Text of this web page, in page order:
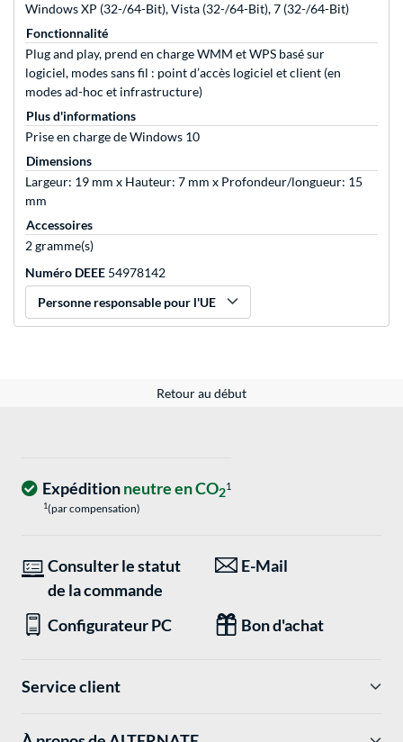
Windows XP (32-/64-Bit), Vista (32-/64-Bit), 7 (32-/64-Bit)
Fonctionnalité
Plug and play, prend en charge WMM et WPS basé sur
logiciel, modes sans fil : point d’accès logiciel et client (en
modes ad-hoc et infrastructure)
Plus d'informations
Prise en charge de Windows 10
Dimensions
Largeur: 19 mm x Hauteur: 7 mm x Profondeur/longueur: 15
mm
Accessoires
2 gramme(s)
Numéro DEEE 54978142
Personne responsable pour l'UE
Retour au début
Expéditionneutre en CO21
1(par compensation)
Consulter le statut
de la commande
E-Mail
Configurateur PC Bon d'achat
Service client